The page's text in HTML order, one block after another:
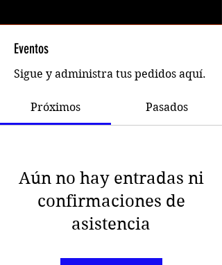
Eventos
Sigue y administra tus pedidos aquí.
Próximos Pasados
Aún no hay entradas ni
confirmaciones de
asistencia